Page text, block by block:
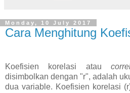
Monday, 10 July 2017
Cara Menghitung
Koefisien korelasi atau
disimbolkan dengan "r", adalah
dua variable. Koefisien korelasi